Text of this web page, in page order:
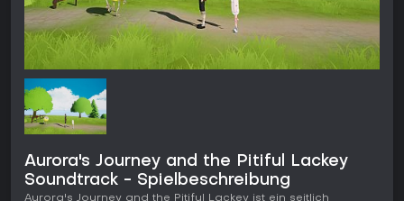
Aurora's Journey and the Pitiful Lackey
Soundtrack - Spielbeschreibung
Aurora's Journey and the Pitiful Lackey ist ein seitlich